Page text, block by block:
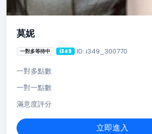
莫妮
一對多等待中 i349 ID: i349_300770
一對多點數
一對一點數
滿意度評分
立即進入